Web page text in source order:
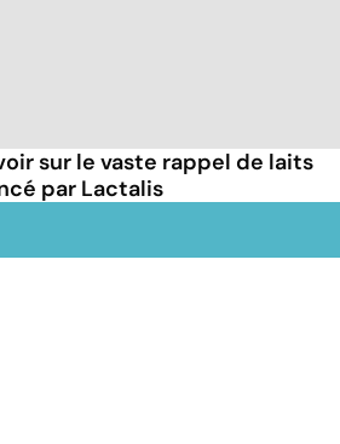
sur le vaste rappel de laits
par Lactalis